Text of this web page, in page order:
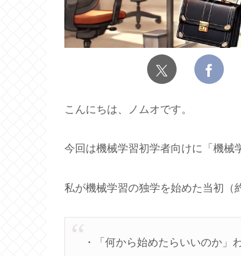
こんにちは、ノムオです。
今回は機械学習初学者向けに「機械
私が機械学習の独学を始めた当初（
・「何から始めたらいいのか」